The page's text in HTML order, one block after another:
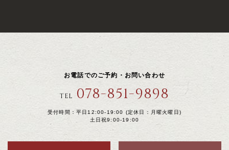
お電話でのご予約・お問い合わせ
TEL 078-851-9898
受付時間：平日12:00-19:00 (定休日：月曜火曜日)
土日祝9:00-19:00